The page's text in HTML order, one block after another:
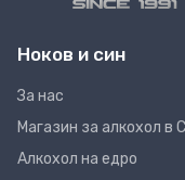
Ноков и син
За нас
Магазин за алкохол в
Алкохол на едро